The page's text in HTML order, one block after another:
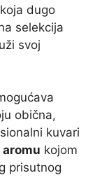
koja dugo
selekcija
svoj
obična,
kuvari
aromu kojom
prisutnog